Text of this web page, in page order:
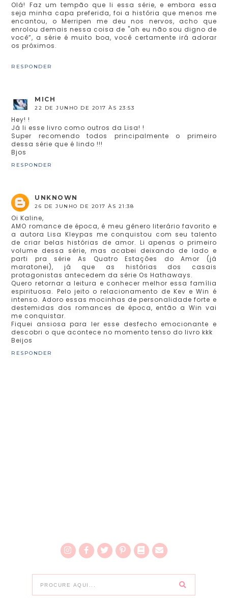
Olá! Faz um tempão que li essa série, e embora essa
seja minha capa preferida, foi a história que menos me
encantou, o Merripen me deu nos nervos, acho que
enrolou demais nessa coisa de "ah eu não sou digno de
você”, a série é muito boa, você certamente irá adorar
os próximos.
RESPONDER
MICH
22 DE JUNHO DE 2017 ÀS 23:53
Hey! !
Já li esse livro como outros da Lisa! !
Super recomendo todos principalmente o primeiro
dessa série que é lindo !!!
Bjos
RESPONDER
UNKNOWN
26 DE JUNHO DE 2017 ÀS 21:38
Oi Kaline,
AMO romance de época, é meu gênero literário favorito e
a autora Lisa Kleypas me conquistou com seu talento
de criar belas histórias de amor. Li apenas o primeiro
volume dessa série, mas acabei deixando de lado e
parti pra série As Quatro Estações do Amor (já
maratonei), já que as histórias dos casais
protagonistas antecedem da série Os Hathaways.
Quero retornar a leitura e conhecer melhor essa família
espirituosa. Pelo jeito o relacionamento de Kev e Win é
intenso. Adoro essas mocinhas de personalidade forte e
destemidas dos romances de época, então a Win vai
me conquistar.
Fiquei ansiosa para ler esse desfecho emocionante e
descobri o que acontece no momento tenso do livro kkk
Beijos
RESPONDER